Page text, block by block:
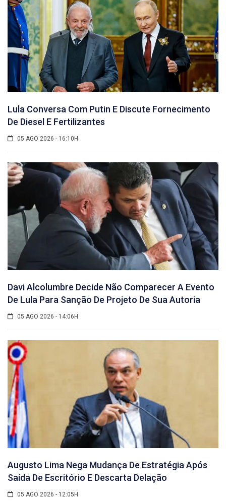
Lula Conversa Com Putin E Discute Fornecimento
De Diesel E Fertilizantes
05 AGO 2026 - 16:10H
Davi Alcolumbre Decide Não Comparecer A Evento
De Lula Para Sanção De Projeto De Sua Autoria
05 AGO 2026 - 14:06H
Augusto Lima Nega Mudança De Estratégia Após
Saída De Escritório E Descarta Delação
05 AGO 2026 - 12:05H